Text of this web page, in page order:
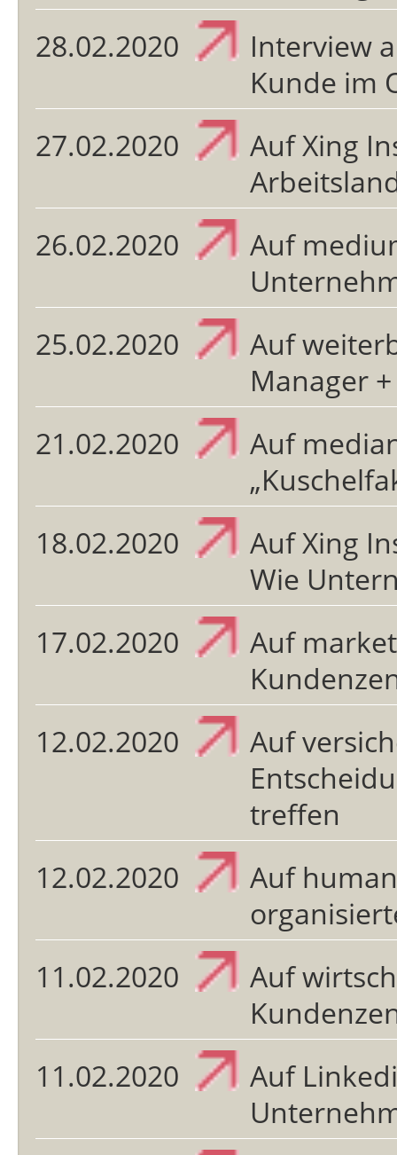
28.02.2020
Interview
Kunde im
27.02.2020
Auf Xing
26.02.2020
Auf
25.02.2020
Auf
Manager
21.02.2020
Auf
18.02.2020
Auf Xing
Wie
17.02.2020
Auf
12.02.2020
Auf
treffen
12.02.2020
Auf
11.02.2020
Auf
11.02.2020
Auf